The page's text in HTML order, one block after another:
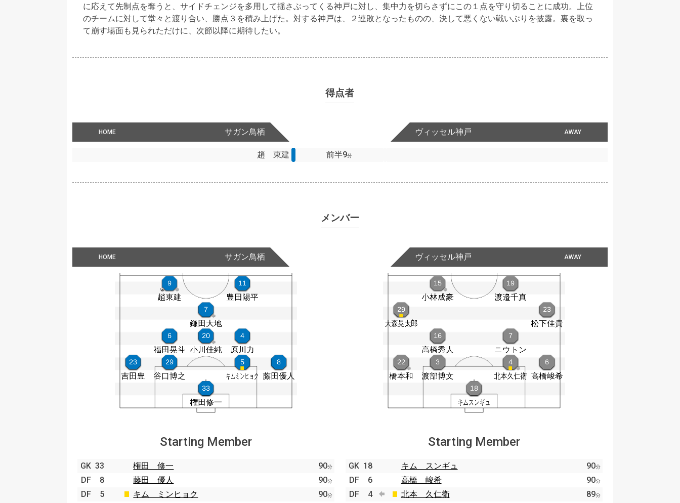
に応えて先制点を奪うと、サイドチェンジを多用して揺さぶってくる神戸に対し、集中力を切らさずにこの１点を守り切ることに成功。上位
のチームに対して堂々と渡り合い、勝点３を積み上げた。対する神戸は、２連敗となったものの、決して悪くない戦いぶりを披露。裏を取っ
て崩す場面も見られただけに、次節以降に期待したい。
得点者
HOME サガン鳥栖 AWAY
ヴィッセル神戸
趙 東建 前半9分
メンバー
HOME サガン鳥栖 AWAY
ヴィッセル神戸
Starting Member
GK 33 権田 修一 90分
DF 8 藤田 優人 90分
DF 5 キム ミンヒョク 90分
Starting Member
GK 18 キム スンギュ 90分
DF 6 高橋 峻希 90分
DF 4 北本 久仁衛 89分